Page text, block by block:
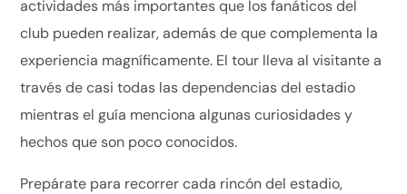
actividades más importantes que los fanáticos del
club pueden realizar, además de que complementa la
experiencia magníficamente. El tour lleva al visitante a
través de casi todas las dependencias del estadio
mientras el guía menciona algunas curiosidades y
hechos que son poco conocidos.
Prepárate para recorrer cada rincón del estadio,